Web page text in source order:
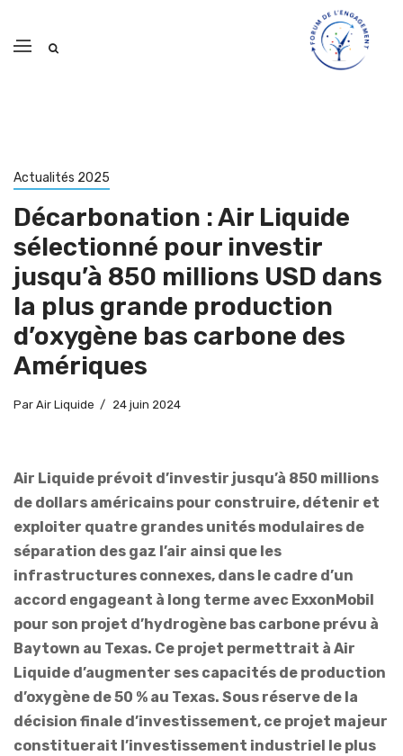
Actualités 2025
Décarbonation : Air Liquide
sélectionné pour investir
jusqu’à 850 millions USD dans
la plus grande production
d’oxygène bas carbone des
Amériques
Par Air Liquide 24 juin 2024
Air Liquide prévoit d’investir jusqu’à 850 millions
de dollars américains pour construire, détenir et
exploiter quatre grandes unités modulaires de
séparation des gaz l’air ainsi que les
infrastructures connexes, dans le cadre d’un
accord engageant à long terme avec ExxonMobil
pour son projet d’hydrogène bas carbone prévu à
Baytown au Texas. Ce projet permettrait à Air
Liquide d’augmenter ses capacités de production
d’oxygène de 50 % au Texas. Sous réserve de la
décision finale d’investissement, ce projet majeur
constituerait l’investissement industriel le plus